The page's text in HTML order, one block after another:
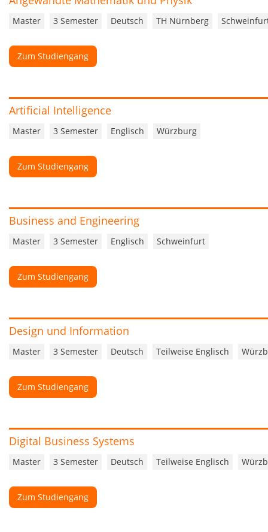
Master 3 Semester Deutsch TH Nürnberg
Zum Studiengang
Artificial Intelligence
Master 3 Semester Englisch Würzburg
Zum Studiengang
Business and Engineering
Master 3 Semester Englisch Schweinfurt
Zum Studiengang
Design und Information
Master 3 Semester Deutsch Teilweise Englisch
Zum Studiengang
Digital Business Systems
Master 3 Semester Deutsch Teilweise Englisch
Zum Studiengang